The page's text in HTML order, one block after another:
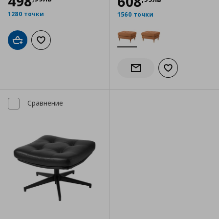
1280 точки
Добави в кошницата
Добави към списъка с любими
1560 точки
Информирай ме за
Добави към
Сравнение